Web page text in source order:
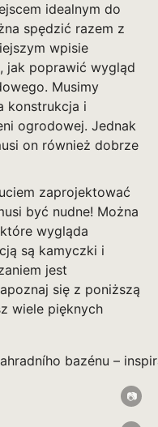
idealnym do
spędzić razem z
wpisie
jak poprawić wygląd
Musimy
konstrukcja i
ogrodowej. Jednak
on również dobrze
zaprojektować
być nudne! Można
wygląda
są kamyczki i
jest
się z poniższą
wiele pięknych